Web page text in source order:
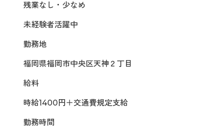
残業なし・少なめ
未経験者活躍中
勤務地
福岡県福岡市中央区天神２丁目
給料
時給1400円＋交通費規定支給
勤務時間